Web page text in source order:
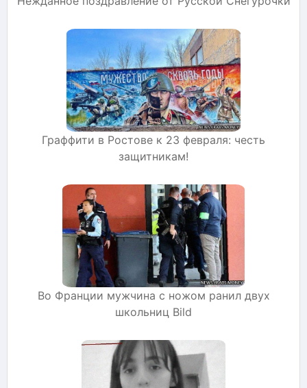
Граффити в Ростове к 23 февраля: честь
защитникам!
Во Франции мужчина с ножом ранил двух
школьниц Bild